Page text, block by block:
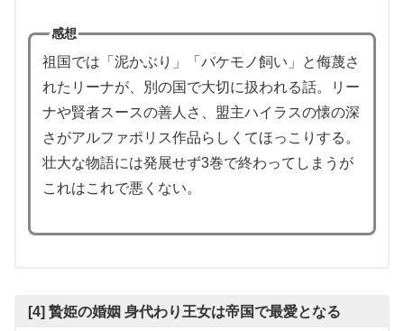
感想
祖国では「泥かぶり」「バケモノ飼い」と侮蔑さ
れたリーナが、別の国で大切に扱われる話。リー
ナや賢者スースの善人さ、盟主ハイラスの懐の深
さがアルファポリス作品らしくてほっこりする。
壮大な物語には発展せず3巻で終わってしまうが
これはこれで悪くない。
[4] 贄姫の婚姻 身代わり王女は帝国で最愛となる